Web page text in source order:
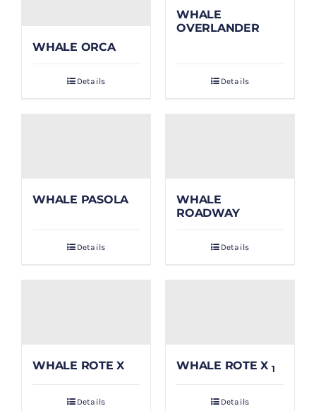
WHALE ORCA
Details
WHALE
OVERLANDER
Details
WHALE PASOLA
Details
WHALE
ROADWAY
Details
WHALE ROTE X
Details
WHALE ROTE X 1
Details